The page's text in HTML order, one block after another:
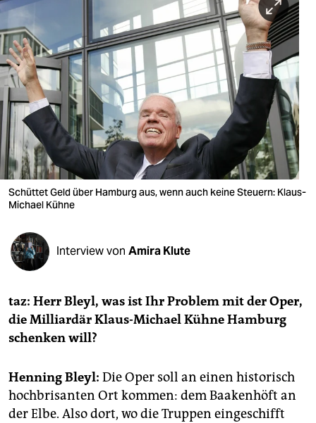
berlin
nord
wahrheit
verlag
verlag
veranstaltungen
shop
fragen & hilfe
unterstützen
abo
genossenschaft
epaper login
Schüttet Geld über Hamburg aus, wenn auch keine Steuern: Klaus-
Michael Kühne
Interview von Amira Klute
taz: Herr Bleyl, was ist Ihr Problem mit der Oper,
die Milliardär Klaus-Michael Kühne Hamburg
schenken will?
Henning Bleyl: Die Oper soll an einen historisch
hochbrisanten Ort kommen: dem Baakenhöft an
der Elbe. Also dort, wo die Truppen eingeschifft